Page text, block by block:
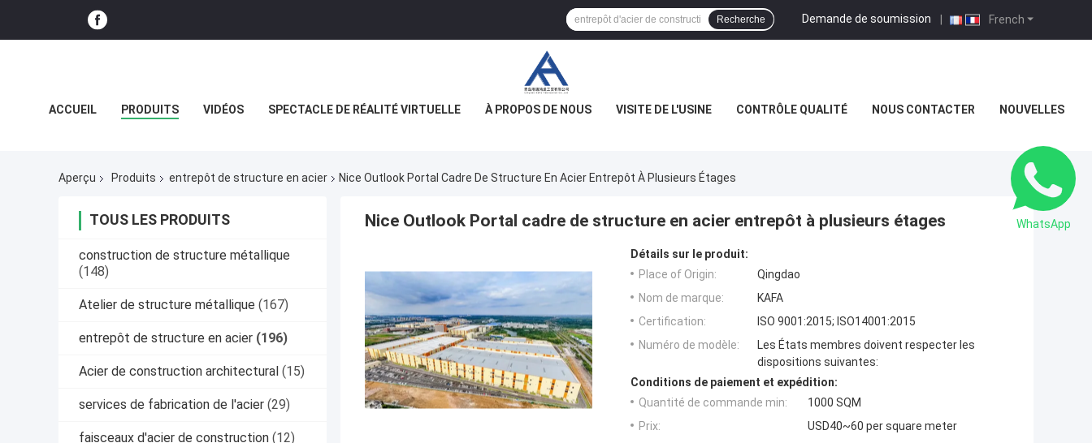
French
Demande de soumission |
Recherche
ACCUEIL PRODUITS VIDÉOS SPECTACLE DE RÉALITÉ VIRTUELLE À PROPOS DE NOUS VISITE DE L'USINE CONTRÔLE QUALITÉ NOUS CONTACTER NOUVELLES
Aperçu Produits entrepôt de structure en acier Nice Outlook Portal Cadre De Structure En Acier Entrepôt À Plusieurs Étages
TOUS LES PRODUITS
construction de structure métallique
(148)
Atelier de structure métallique (167)
entrepôt de structure en acier (196)
Acier de construction architectural (15)
services de fabrication de l'acier (29)
faisceaux d'acier de construction (12)
Nice Outlook Portal cadre de structure en acier entrepôt à plusieurs étages
Détails sur le produit:
Place of Origin:
Qingdao
Nom de marque:
KAFA
Certification:
ISO 9001:2015; ISO14001:2015
Numéro de modèle:
Les États membres doivent respecter les
dispositions suivantes:
Conditions de paiement et expédition:
Quantité de commande min:
1000 SQM
Prix:
USD40~60 per square meter
WhatsApp